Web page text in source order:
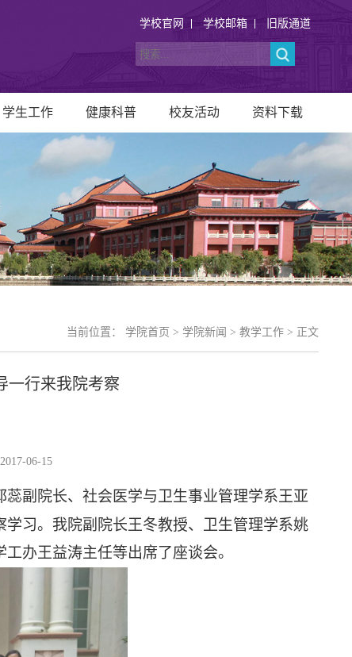
学校官网 学校邮箱 旧版通道
学生工作 健康科普 校友活动 资料下载
当前位置： 学院首页 > 学院新闻 > 教学工作 > 正文
一行来我院考察
06-15
副院长、社会医学与卫生事业管理学系王亚
习。我院副院长王冬教授、卫生管理学系姚
办王益涛主任等出席了座谈会。